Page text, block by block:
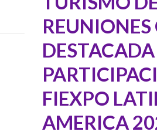
REUNIONES
DESTACADA
FIEXPO
AMERICA